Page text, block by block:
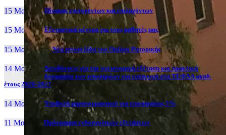
15 Μαι, 26 Πίνακας επιτυχόντων και επιλαχόντων
15 Μαι, 26 Εξεταστικά κέντρα για τους μαθητές μας
15 Μαι, 2026 Νέα ιστοσελίδα του Ομίλου Ρητορικής
14 Μαι, 26
Διευθύνσεις για την υγειονομική εξέταση και πρακτική
δοκιμασία των υποψηφίων για εισαγωγή στα ΤΕΦΑΑ ακαδ.
έτους 2026-2027
14 Μαι, 26 Yποβολή μηχανογραφικού για υποψηφίους 5%
11 Μαι, 26 Πρόγραμμα ενδοσχολικών εξετάσεων